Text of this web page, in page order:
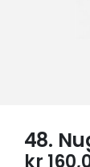
48.
kr